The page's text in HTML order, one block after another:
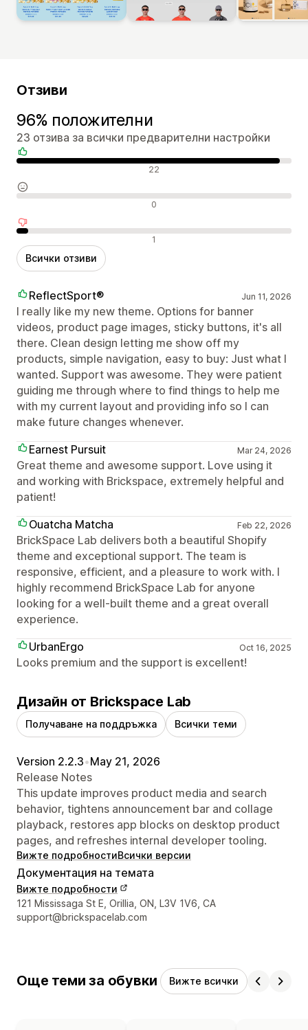
Отзиви
96% положителни
23 отзива за всички предварителни настройки
Положителни отзиви 22
Неутрални отзиви 0
Отрицателни отзиви 1
Всички отзиви
ReflectSport® Jun 11, 2026
I really like my new theme. Options for banner
videos, product page images, sticky buttons, it's all
there. Clean design letting me show off my
products, simple navigation, easy to buy: Just what I
wanted. Support was awesome. They were patient
guiding me through where to find things to help me
with my current layout and providing info so I can
make future changes whenever.
Earnest Pursuit
Mar 24, 2026
Great theme and awesome support. Love using it
and working with Brickspace, extremely helpful and
patient!
Ouatcha Matcha
Feb 22, 2026
BrickSpace Lab delivers both a beautiful Shopify
theme and exceptional support. The team is
responsive, efficient, and a pleasure to work with. I
highly recommend BrickSpace Lab for anyone
looking for a well-built theme and a great overall
experience.
UrbanErgo
Oct 16, 2025
Looks premium and the support is excellent!
Дизайн от Brickspace Lab
Получаване на поддръжка Всички теми
Version 2.2.3•May 21, 2026
Release Notes
This update improves product media and search
behavior, tightens announcement bar and collage
playback, restores app blocks on desktop product
pages, and refreshes internal developer tooling.
Вижте подробностиВсички версии
Документация на темата
Вижте подробности
Данни за връзка с дизайнера
121 Mississaga St E, Orillia, ON, L3V 1V6, CA
support@brickspacelab.com
Още теми за обувки Вижте всички